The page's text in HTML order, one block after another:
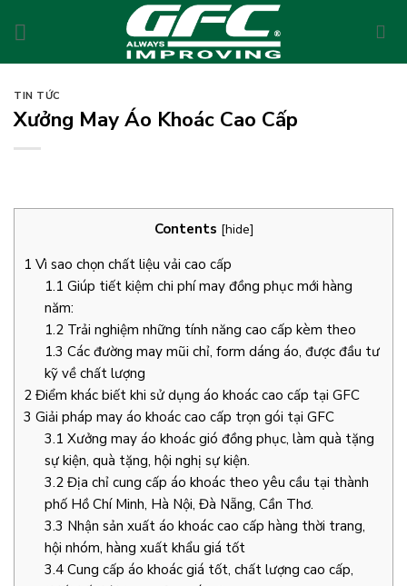
TIN TỨC
Xưởng May Áo Khoác Cao Cấp
Contents [hide]
1 Vì sao chọn chất liệu vải cao cấp
1.1 Giúp tiết kiệm chi phí may đồng phục mới hàng
năm:
1.2Trải nghiệm những tính năng cao cấp kèm theo
1.3 Các đường may mũi chỉ, form dáng áo, được đầu tư
kỹ về chất lượng
2 Điểm khác biết khi sử dụng áo khoác cao cấp tại GFC
3 Giải pháp may áo khoác cao cấp trọn gói tại GFC
3.1 Xưởng may áo khoác gió đồng phục, làm quà tặng
sự kiện, quà tặng, hội nghị sự kiện.
3.2Địa chỉ cung cấp áo khoác theo yêu cầu tại thành
phố Hồ Chí Minh, Hà Nội, Đà Nẵng, Cần Thơ.
3.3 Nhận sản xuất áo khoác cao cấp hàng thời trang,
hội nhóm, hàng xuất khẩu giá tốt
3.4Cung cấp áo khoác giá tốt, chất lượng cao cấp,